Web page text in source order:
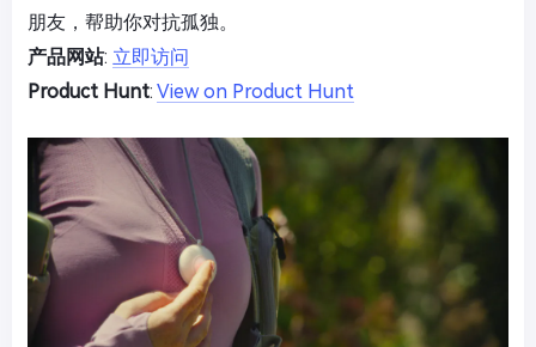
朋友，帮助你对抗孤独。
产品网站: 立即访问
Product Hunt: View on Product Hunt